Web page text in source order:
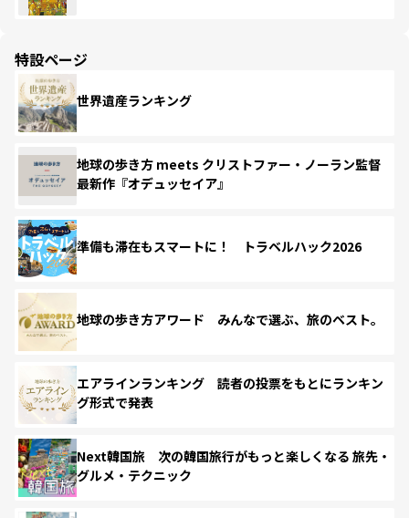
特設ページ
世界遺産ランキング
地球の歩き方 meets クリストファー・ノーラン監督
最新作『オデュッセイア』
準備も滞在もスマートに！ トラベルハック2026
地球の歩き方アワード みんなで選ぶ、旅のベスト。
エアラインランキング 読者の投票をもとにランキン
グ形式で発表
Next韓国旅 次の韓国旅行がもっと楽しくなる 旅先・
グルメ・テクニック